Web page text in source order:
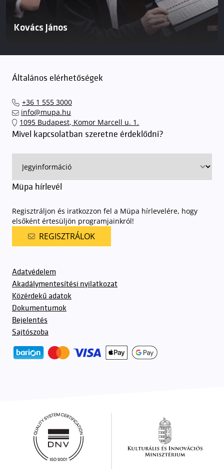
Kovács János
Általános elérhetőségek
+36 1 555 3000
info@mupa.hu
1095 Budapest, Komor Marcell u. 1.
Mivel kapcsolatban szeretne érdeklődni?
Müpa hírlevél
Regisztráljon és iratkozzon fel a Müpa hírlevelére, hogy
elsőként értesüljön programjainkról!
REGISZTRÁLOK
Adatvédelem
Akadálymentesítési nyilatkozat
Közérdekű adatok
Dokumentumok
Bejelentés
Sajtószoba